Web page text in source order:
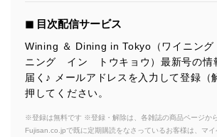
◼︎ 目次配信サービス
Wining ＆ Dining in Tokyo（ワイニン
ニング イン トウキョウ）最新号の情
届く♪ メールアドレスを入力して登録（
押してください。
※登録は無料です ※登録・解除は、各雑誌の商品ページか
Fujisan.co.jpで既に定期購読をなさっているお客様は、マ